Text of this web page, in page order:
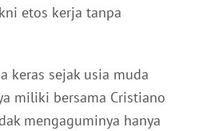
etos kerja tanpa
keras sejak usia muda
miliki bersama Cristiano
mengaguminya hanya